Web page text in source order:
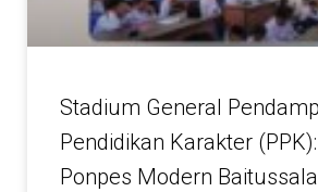
Stadium General
Pendidikan Karakter
Ponpes Modern